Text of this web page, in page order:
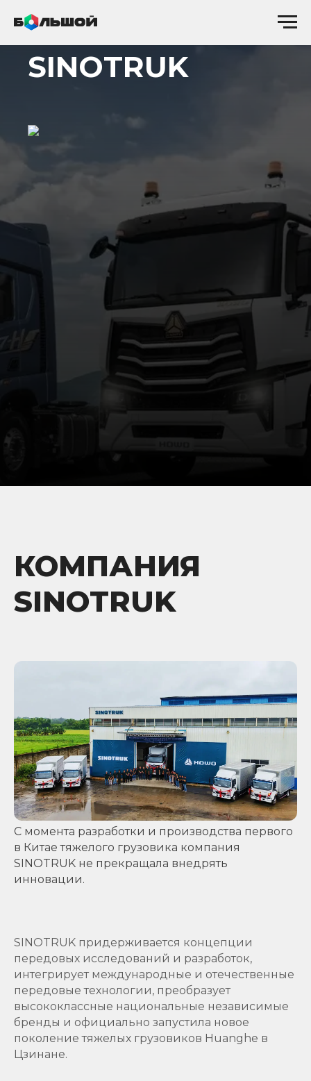
ЗАПЧАСТИ
SINOTRUK
КОМПАНИЯ
SINOTRUK
С момента разработки и производства первого
в Китае тяжелого грузовика компания
SINOTRUK не прекращала внедрять
инновации.
SINOTRUK придерживается концепции
передовых исследований и разработок,
интегрирует международные и отечественные
передовые технологии, преобразует
высококлассные национальные независимые
бренды и официально запустила новое
поколение тяжелых грузовиков Huanghe в
Цзинане.